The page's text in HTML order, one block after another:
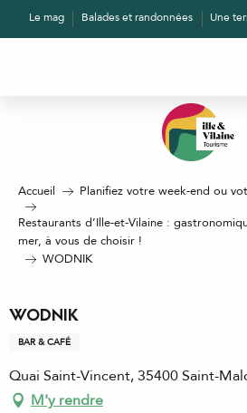
AllerLe mag Balades et randonnées Une
Accueil
Planifiez votre week-end ou
Restaurants d’Ille-et-Vilaine :
mer, à vous de choisir !
WODNIK
WODNIK
BAR & CAFÉ
Quai Saint-Vincent, 35400 Saint-
M'y rendre